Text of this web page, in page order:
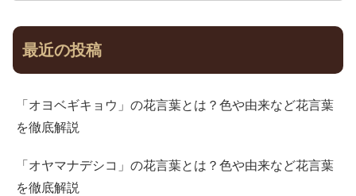
最近の投稿
「オヨベギキョウ」の花言葉とは？色や由来など花言葉
を徹底解説
「オヤマナデシコ」の花言葉とは？色や由来など花言葉
を徹底解説